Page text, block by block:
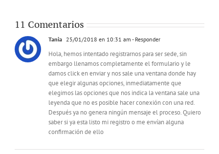
11 Comentarios
Tania 25/01/2018 en 10:31 am - Responder
Hola, hemos intentado registrarnos para ser sede, sin
embargo llenamos completamente el formulario y le
damos click en enviar y nos sale una ventana donde hay
que elegir algunas opciones, inmediatamente que
elegimos las opciones que nos indica la ventana sale una
leyenda que no es posible hacer conexión con una red.
Después ya no genera ningún mensaje el proceso. Quiero
saber si ya esta listo mi registro o me envían alguna
confirmación de ello